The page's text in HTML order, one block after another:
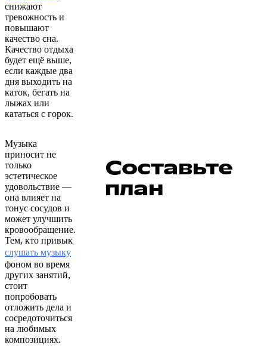
снижают
тревожность и
повышают
качество сна.
Качество отдыха
будет ещё выше,
если каждые два
дня выходить на
каток, бегать на
лыжах или
кататься с горок.
Музыка
приносит не
только
эстетическое
удовольствие —
она влияет на
тонус сосудов и
может улучшить
кровообращение.
Тем, кто привык
слушать музыку
фоном во время
других занятий,
стоит
попробовать
отложить дела и
сосредоточиться
на любимых
композициях.
Составьте
план